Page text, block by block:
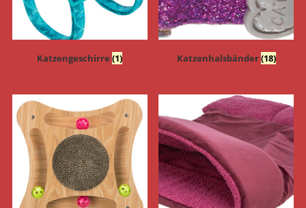
Katzengeschirre(1) Katzenhalsbänder(18)